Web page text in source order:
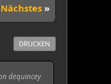
Nächstes »
DRUCKEN
dequincey